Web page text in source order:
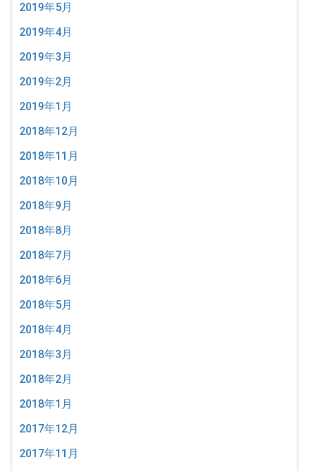
2019年5月
2019年4月
2019年3月
2019年2月
2019年1月
2018年12月
2018年11月
2018年10月
2018年9月
2018年8月
2018年7月
2018年6月
2018年5月
2018年4月
2018年3月
2018年2月
2018年1月
2017年12月
2017年11月